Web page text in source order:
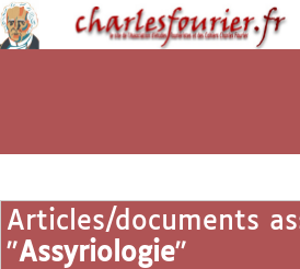
Articles/documents
"Assyriologie"